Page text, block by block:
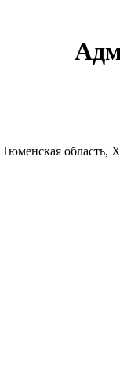
Тюменская